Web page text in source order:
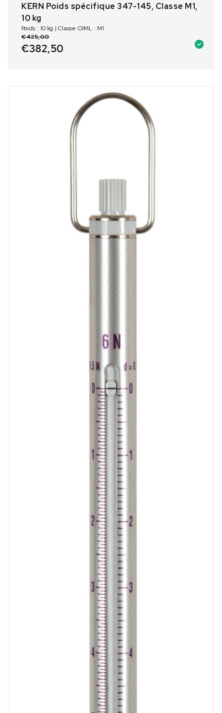
KERN Poids spécifique 347-145, Classe M1,
10 kg
Poids : 10 kg | Classe OIML : M1
€425,00
€382,50